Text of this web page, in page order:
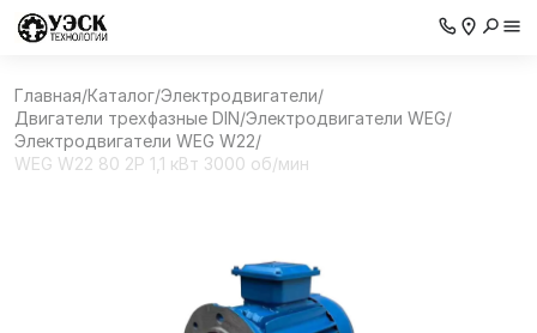
Главная/Каталог/Электродвигатели/
Двигатели трехфазные DIN/Электродвигатели WEG/
Электродвигатели WEG W22/
WEG W22 80 2P 1,1 кВт 3000 об/мин